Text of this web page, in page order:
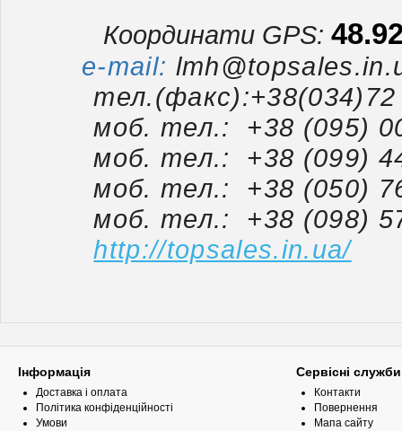
Координати GPS:
e-mail:
тел.(факс):+38(034)72
моб. тел.: +38 (095) 00
моб. тел.: +38 (099) 44
моб. тел.: +38 (050) 76
моб. тел.: +38 (098) 57
http://topsales.in.ua/
Інформація
Доставка і оплата
Політика конфіденційності
Умови
Сервісні служби
Контакти
Повернення
Мапа сайту